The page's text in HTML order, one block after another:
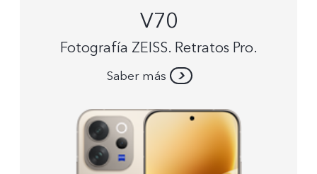
V70
Fotografía ZEISS. Retratos Pro.
Saber más